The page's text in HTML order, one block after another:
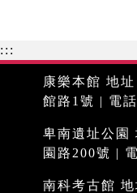
:::
康樂本館 地
館路1號 | 電
卑南遺址公園
園路200號 |
南科考古館